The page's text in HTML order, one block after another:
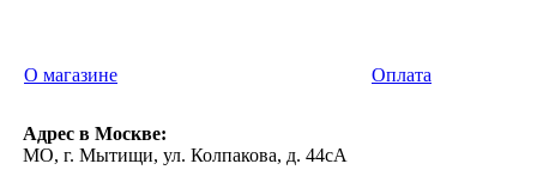
О магазине Оплата
Адрес в Москве:
МО, г. Мытищи, ул. Колпакова, д. 44сА